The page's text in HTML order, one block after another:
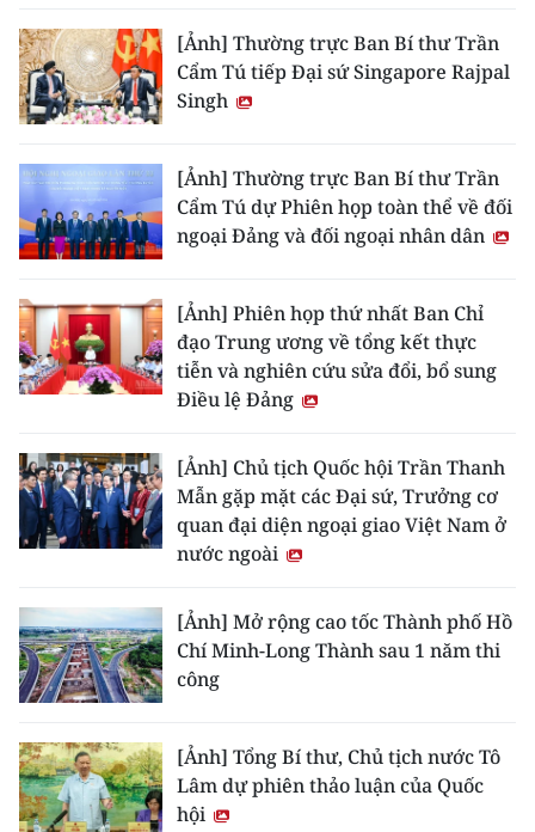
[Ảnh] Thường trực Ban Bí thư Trần
Cẩm Tú tiếp Đại sứ Singapore Rajpal
Singh
[Ảnh] Thường trực Ban Bí thư Trần
Cẩm Tú dự Phiên họp toàn thể về đối
ngoại Đảng và đối ngoại nhân dân
[Ảnh] Phiên họp thứ nhất Ban Chỉ
đạo Trung ương về tổng kết thực
tiễn và nghiên cứu sửa đổi, bổ sung
Điều lệ Đảng
[Ảnh] Chủ tịch Quốc hội Trần Thanh
Mẫn gặp mặt các Đại sứ, Trưởng cơ
quan đại diện ngoại giao Việt Nam ở
nước ngoài
[Ảnh] Mở rộng cao tốc Thành phố Hồ
Chí Minh-Long Thành sau 1 năm thi
công
[Ảnh] Tổng Bí thư, Chủ tịch nước Tô
Lâm dự phiên thảo luận của Quốc
hội